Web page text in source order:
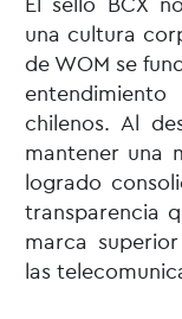
una cultura
de WOM se
chilenos. Al
mantener una
logrado
transparencia
marca
las